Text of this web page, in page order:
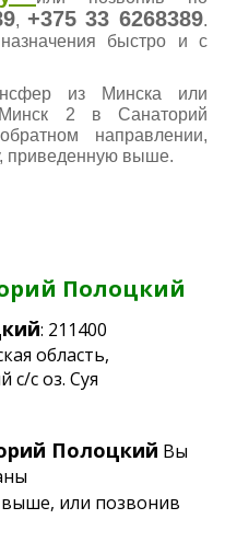
, +375 33 6268389.
быстро и с
из Минска или
Минск 2 в Санаторий
направлении,
приведенную выше.
Полоцкий
: 211400
область,
с/с оз. Суя
Полоцкий Вы
или позвонив